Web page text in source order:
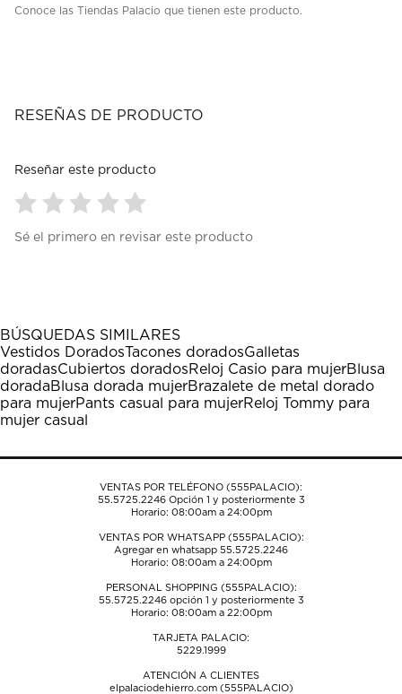
Conoce las Tiendas Palacio que tienen este producto.
RESEÑAS DE PRODUCTO
Reseñar este producto
para
1
estrella
Esta
acción
abrirá
el
formulario
envío.
para
estrellas.
Esta
acción
abrirá
el
formulario
envío.
para
estrellas.
Esta
acción
abrirá
el
formulario
envío.
para
estrellas.
Esta
acción
abrirá
el
envío.
para
estrellas.
Esta
acción
abrirá
el
envío.
Sé el primero en revisar este producto
BÚSQUEDAS SIMILARES
Vestidos DoradosTacones doradosGalletas
doradasCubiertos doradosReloj Casio para mujerBlusa
doradaBlusa dorada mujerBrazalete de metal dorado
para mujerPants casual para mujerReloj Tommy para
mujer casual
VENTAS POR TELÉFONO (555PALACIO):
55.5725.2246Opción 1 y posteriormente 3
Horario: 08:00am a 24:00pm
VENTAS POR WHATSAPP (555PALACIO):
Agregar en whatsapp 55.5725.2246
Horario: 08:00am a 24:00pm
PERSONAL SHOPPING (555PALACIO):
55.5725.2246opción 1 y posteriormente 3
Horario: 08:00am a 22:00pm
TARJETA PALACIO:
5229.1999
ATENCIÓN A CLIENTES
elpalaciodehierro.com (555PALACIO)